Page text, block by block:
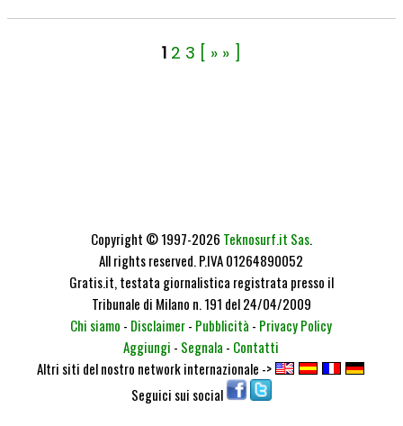
1 2 3 [ » » ]
Copyright © 1997-2026 Teknosurf.it Sas.
All rights reserved. P.IVA 01264890052
Gratis.it, testata giornalistica registrata presso il
Tribunale di Milano n. 191 del 24/04/2009
Chi siamo - Disclaimer- Pubblicità - Privacy Policy
Aggiungi - Segnala - Contatti
Altri siti del nostro network internazionale ->
Seguici sui social